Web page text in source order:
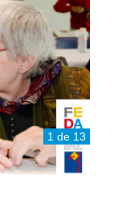
1 de 13